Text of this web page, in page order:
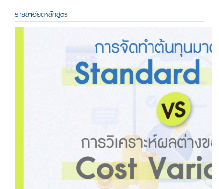
รายละเอียดหลักสูตร